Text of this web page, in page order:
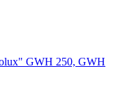
GWH 250, GWH